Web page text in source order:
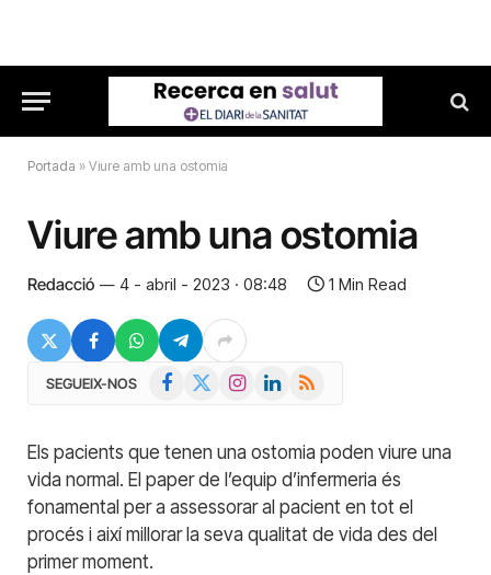
Portada » Viure amb una ostomia
Viure amb una ostomia
Redacció 4 - abril - 2023 · 08:48 1 Min Read
SEGUEIX-NOS Facebook InstagramLinkedIn
RSS
Els pacients que tenen una ostomia poden viure una
vida normal. El paper de l’equip d’infermeria és
fonamental per a assessorar al pacient en tot el
procés i així millorar la seva qualitat de vida des del
primer moment.